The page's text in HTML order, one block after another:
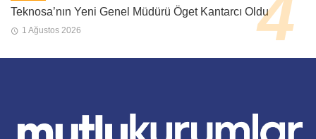
Teknosa’nın Yeni Genel Müdürü Öget Kantarcı Oldu
1 Ağustos 2026